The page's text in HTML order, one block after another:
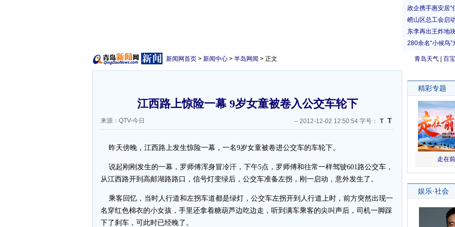
青岛天气 百
新闻网首页 > 新闻中心 > 半岛网闻 > 正文
江西路上惊险一幕 9岁女童被卷入公交车轮下
来源：QTV-今日 -- 2012-12-02 12:50:54 字号： T T
昨天傍晚，江西路上发生惊险一幕，一名9岁女童被卷进公交车的车轮下。
说起刚刚发生的一幕，罗师傅浑身冒冷汗，下午5点，罗师傅和往常一样驾驶601路公交车，
从江西路开到高邮湖路路口，信号灯变绿后，公交车准备左拐，刚一启动，意外发生了。
乘客回忆，当时人行道和左拐车道都是绿灯，公交车左拐开到人行道上时，前方突然出现一
名穿红色棉衣的小女孩，手里还拿着糖葫芦边吃边走，听到满车乘客的尖叫声后，司机一脚踩
下了刹车，可此时已经晚了。